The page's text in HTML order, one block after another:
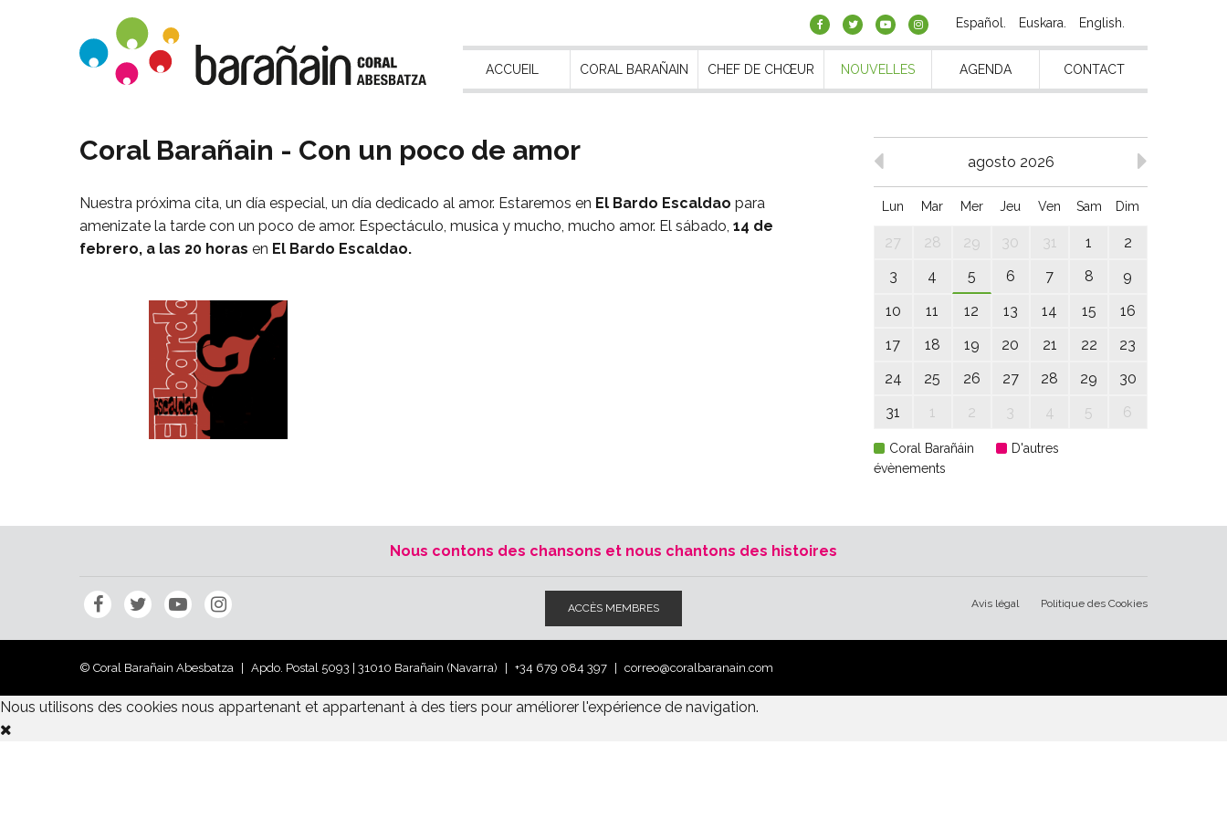
Español Euskara English
ACCUEIL CORAL BARAÑAIN CHEF DE CHŒUR NOUVELLES AGENDA CONTACT
Coral Barañain - Con un poco de amor
Nuestra próxima cita, un día especial, un día dedicado al amor. Estaremos en El Bardo Escaldao para
amenizate la tarde con un poco de amor. Espectáculo, musica y mucho, mucho amor. El sábado, 14 de
febrero, a las 20 horas en El Bardo Escaldao.
agosto 2026
Lun Mar Mer Jeu Ven Sam Dim
27 28 29 30 31 1
2
3
4 5 6 7 8
9
10
11 12 13 14 15
16
17
18 19 20 21 22
23
24
25 26 27 28 29
30
31
1 2 3 4 5 6
Coral Barañáin
D'autres
évènements
Nous contons des chansons et nous chantons des histoires
ACCÈS MEMBRES Avis légal Politique des Cookies
© Coral Barañain Abesbatza Apdo. Postal 5093 | 31010 Barañain (Navarra) +34 679 084 397 correo@coralbaranain.com
Nous utilisons des cookies nous appartenant et appartenant à des tiers pour améliorer l'expérience de navigation.